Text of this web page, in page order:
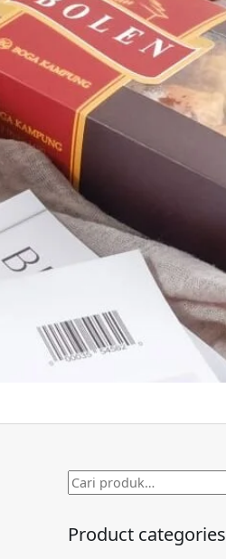
Pencarian
untuk:
Product categories